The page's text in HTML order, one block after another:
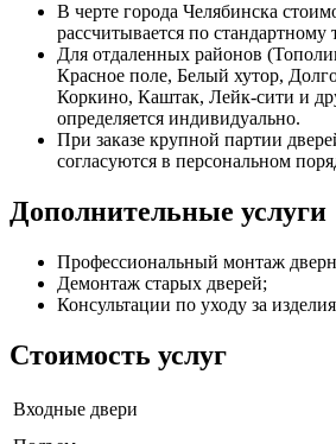
В черте города Челябинска
рассчитывается по стандартному
Для отдаленных районов
Красное поле, Белый хутор,
Коркино, Каштак, Лейк-сити и
определяется индивидуально.
При заказе крупной партии
согласуются в персональном
Дополнительные услуги
Профессиональный монтаж
Демонтаж старых дверей;
Консультации по уходу за
Стоимость услуг
Входные двери